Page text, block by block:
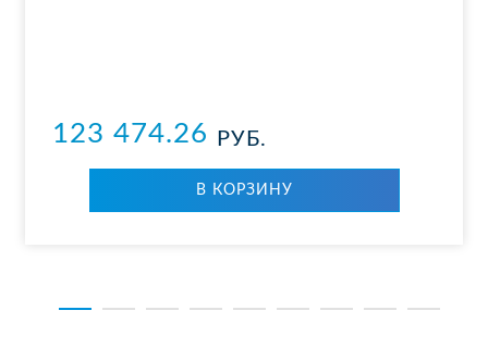
123 474.26 РУБ.
В КОР­ЗИ­НУ